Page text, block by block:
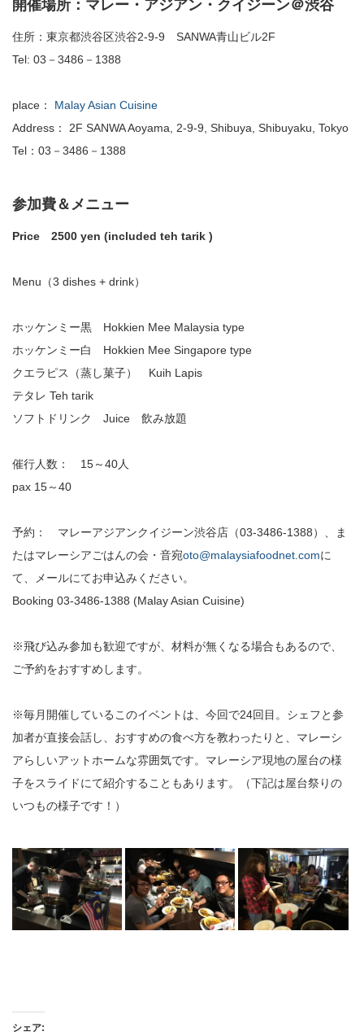
開催場所：マレー・アジアン・クイジーン＠渋谷
住所：東京都渋谷区渋谷2-9-9 SANWA青山ビル2F
Tel: 03－3486－1388
place： Malay Asian Cuisine
Address： 2F SANWA Aoyama, 2-9-9, Shibuya, Shibuyaku, Tokyo
Tel：03－3486－1388
参加費＆メニュー
Price 2500 yen (included teh tarik )
Menu（3 dishes + drink）
ホッケンミー黒 Hokkien Mee Malaysia type
ホッケンミー白 Hokkien Mee Singapore type
クエラピス（蒸し菓子） Kuih Lapis
テタレ Teh tarik
ソフトドリンク Juice 飲み放題
催行人数： 15～40人
pax 15～40
予約： マレーアジアンクイジーン渋谷店（03-3486-1388）、ま
たはマレーシアごはんの会・音宛oto@malaysiafoodnet.comに
て、メールにてお申込みください。
Booking 03-3486-1388 (Malay Asian Cuisine)
※飛び込み参加も歓迎ですが、材料が無くなる場合もあるので、
ご予約をおすすめします。
※毎月開催しているこのイベントは、今回で24回目。シェフと参
加者が直接会話し、おすすめの食べ方を教わったりと、マレーシ
アらしいアットホームな雰囲気です。マレーシア現地の屋台の様
子をスライドにて紹介することもあります。（下記は屋台祭りの
いつもの様子です！）
シェア: